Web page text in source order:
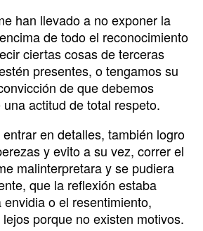
han llevado a no exponer la
de todo el reconocimiento
ciertas cosas de terceras
presentes, o tengamos su
de que debemos
actitud de total respeto.
en detalles, también logro
y evito a su vez, correr el
malinterpretara y se pudiera
que la reflexión estaba
o el resentimiento,
porque no existen motivos.